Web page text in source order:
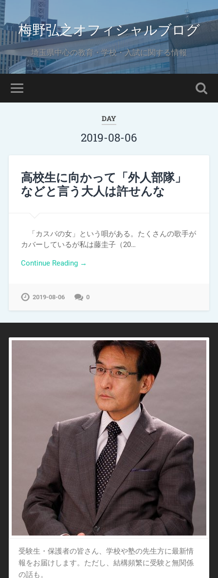
梅野弘之オフィシャルブログ
埼玉県中心の教育・学校・入試に関する情報
DAY
2019-08-06
高校生に向かって「外人部隊」
などと言う大人は許せんな
「カスバの女」という唄がある。たくさんの歌手が
カバーしているが私は藤圭子（20…
Continue Reading →
2019-08-06 0
受験生・保護者の皆さん、学校や塾の先生方に最新情
報をお届けします。ただし、結構頻繁に受験と無関係
の話も。